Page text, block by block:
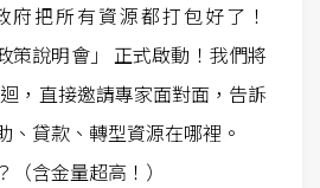
府把所有資源都打包好了！
策說明會」 正式啟動！我們將
，直接邀請專家面對面，告訴
、貸款、轉型資源在哪裡。
含金量超高！）